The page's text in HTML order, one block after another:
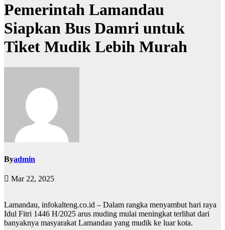
Pemerintah Lamandau
Siapkan Bus Damri untuk
Tiket Mudik Lebih Murah
Byadmin
Mar 22, 2025
Lamandau, infokalteng.co.id – Dalam rangka menyambut hari raya
Idul Fitri 1446 H/2025 arus muding mulai meningkat terlihat dari
banyaknya masyarakat Lamandau yang mudik ke luar kota.